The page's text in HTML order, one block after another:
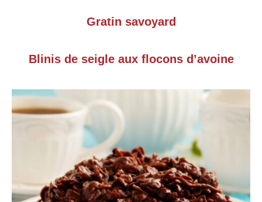
Gratin savoyard
Blinis de seigle aux flocons d’avoine